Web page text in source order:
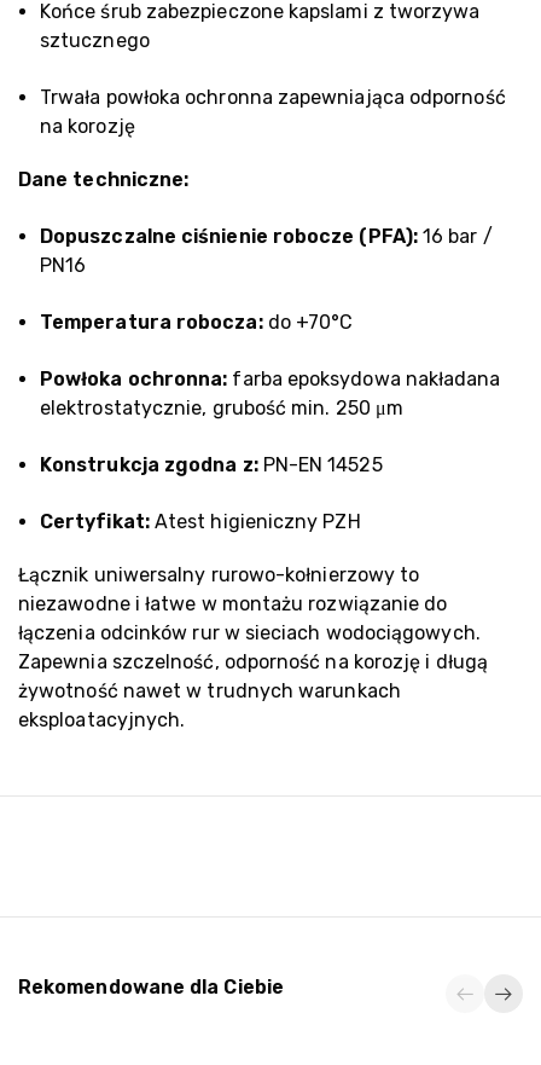
Końce śrub zabezpieczone kapslami z tworzywa
sztucznego
Trwała powłoka ochronna zapewniająca odporność
na korozję
Dane techniczne:
Dopuszczalne ciśnienie robocze (PFA):16 bar /
PN16
Temperatura robocza:do +70°C
Powłoka ochronna: farba epoksydowa nakładana
elektrostatycznie, grubość min. 250 μm
Konstrukcja zgodna z:PN-EN 14525
Certyfikat:Atest higieniczny PZH
Łącznik uniwersalny rurowo-kołnierzowy to
niezawodne i łatwe w montażu rozwiązanie do
łączenia odcinków rur w sieciach wodociągowych.
Zapewnia szczelność, odporność na korozję i długą
żywotność nawet w trudnych warunkach
eksploatacyjnych.
Rekomendowane dla Ciebie